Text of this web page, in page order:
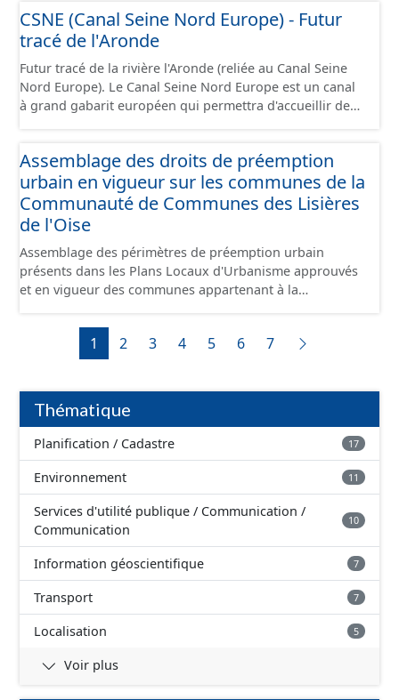
Cette ressource contient le périmètre de la déclaration
d'utilité publique (DUP).
jusque 11,40 mètres de large, pouvant contenir 4 400
tonnes de marchandises, soit l'équivalent de 220
la partie du sud CSNE.
CSNE (Canal Seine Nord Europe) - Futur
tracé de l'Aronde
Futur tracé de la rivière l'Aronde (reliée au Canal Seine
Nord Europe). Le Canal Seine Nord Europe est un canal
à grand gabarit européen qui permettra d'accueillir des
tonnes de marchandises, soit l'équivalent de 220
camions. Il reliera l’Oise au canal Dunkerque-Escaut, de
Compiègne à Aubencheul-au-Bac (près de Cambrai).
Assemblage des droits de préemption
urbain en vigueur sur les communes de la
Communauté de Communes des Lisières
de l'Oise
Assemblage des périmètres de préemption urbain
présents dans les Plans Locaux d'Urbanisme approuvés
et en vigueur des communes appartenant à la
Cette donnée a été numérisé conformément aux
prescriptions nationales du CNIG. Malgré l'attention
portée à la création de ces données, il est rappelé que
d'un point de vue juridique.
1 2 3 4 5 6 7
Thématique
Planification / Cadastre 17
Environnement 11
Services d'utilité publique / Communication /
Communication
10
Information géoscientifique 7
Transport 7
Localisation 5
Voir plus